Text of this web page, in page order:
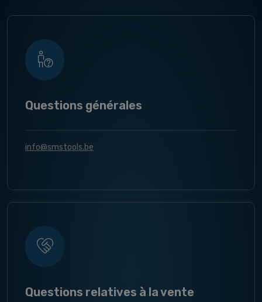
Questions générales
info@smstools.be
Questions relatives à la vente